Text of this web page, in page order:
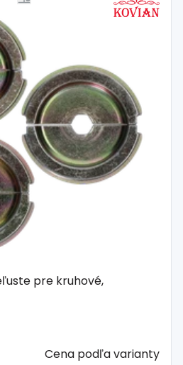
pre kruhové,
Cena podľa varianty